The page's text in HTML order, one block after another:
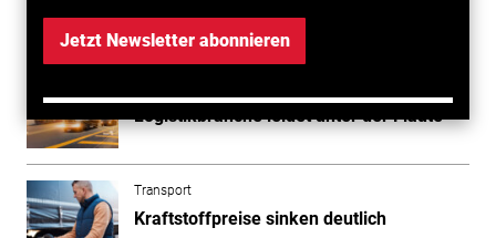
Jetzt Newsletter abonnieren
Transport
Thüringens Speditions- und
Logistikbranche leidet unter der Flaute
Transport
Kraftstoffpreise sinken deutlich